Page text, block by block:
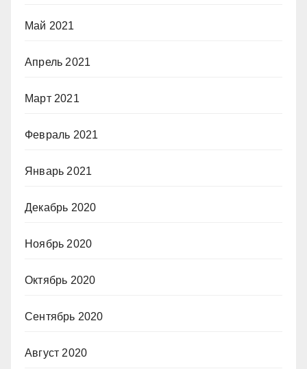
Май 2021
Апрель 2021
Март 2021
Февраль 2021
Январь 2021
Декабрь 2020
Ноябрь 2020
Октябрь 2020
Сентябрь 2020
Август 2020